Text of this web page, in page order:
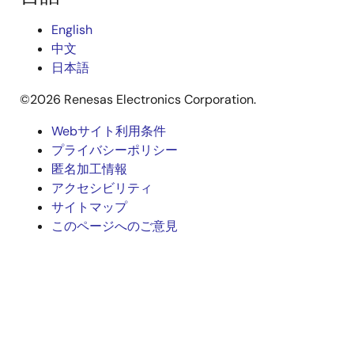
English
中文
日本語
©2026 Renesas Electronics Corporation.
Legal
footer
Webサイト利用条件
プライバシーポリシー
匿名加工情報
アクセシビリティ
サイトマップ
このページへのご意見